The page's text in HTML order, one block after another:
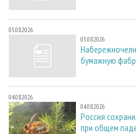
05.08.2026
05.08.2026
бумажную
04.08.2026
04.08.2026
Россия
при общем